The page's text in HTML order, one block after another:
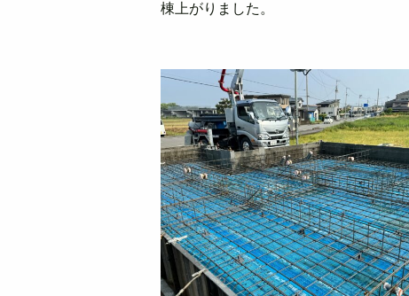
棟上がりました。